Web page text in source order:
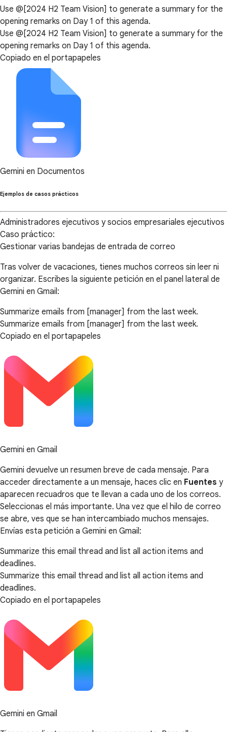
Use @[2024 H2 Team Vision] to generate a summary for the
opening remarks on Day 1 of this agenda.
Use @[2024 H2 Team Vision] to generate a summary for the
opening remarks on Day 1 of this agenda.
Copiado en el portapapeles
Gemini en Documentos
Ejemplos de casos prácticos
Administradores ejecutivos y socios empresariales ejecutivos
Caso práctico:
Gestionar varias bandejas de entrada de correo
Tras volver de vacaciones, tienes muchos correos sin leer ni
organizar. Escribes la siguiente petición en el panel lateral de
Gemini en Gmail:
Summarize emails from [manager] from the last week.
Summarize emails from [manager] from the last week.
Copiado en el portapapeles
Gemini en Gmail
Gemini devuelve un resumen breve de cada mensaje. Para
acceder directamente a un mensaje, haces clic en Fuentes y
aparecen recuadros que te llevan a cada uno de los correos.
Seleccionas el más importante. Una vez que el hilo de correo
se abre, ves que se han intercambiado muchos mensajes.
Envías esta petición a Gemini en Gmail:
Summarize this email thread and list all action items and
deadlines.
Summarize this email thread and list all action items and
deadlines.
Copiado en el portapapeles
Gemini en Gmail